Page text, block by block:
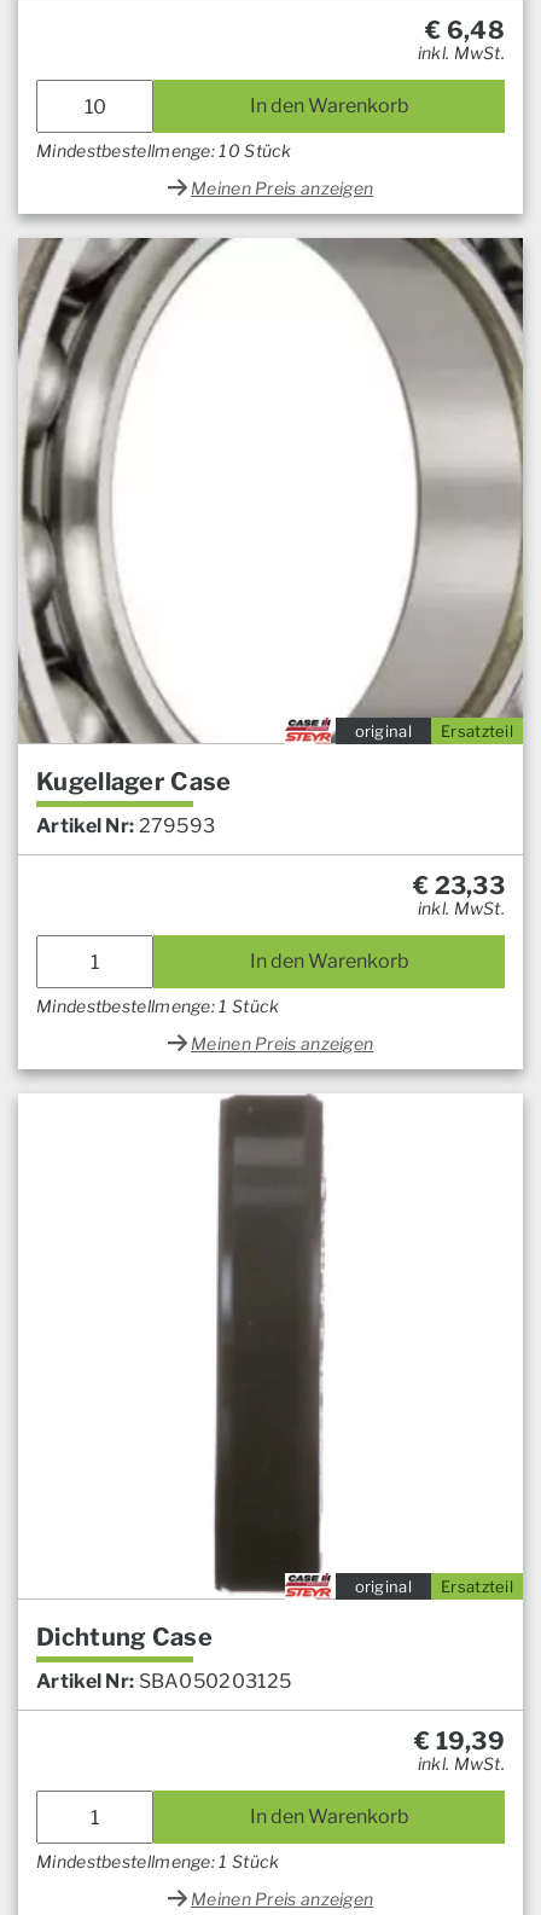
€ 6,48
inkl. MwSt.
In den Warenkorb
Mindestbestellmenge: 10 Stück
Meinen Preis anzeigen
Ersatzteil
original
Kugellager Case
Artikel Nr: 279593
€ 23,33
inkl. MwSt.
In den Warenkorb
Mindestbestellmenge: 1 Stück
Meinen Preis anzeigen
Ersatzteil
original
Dichtung Case
Artikel Nr: SBA050203125
€ 19,39
inkl. MwSt.
In den Warenkorb
Mindestbestellmenge: 1 Stück
Meinen Preis anzeigen